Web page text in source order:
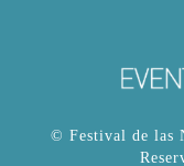
© Festival de las